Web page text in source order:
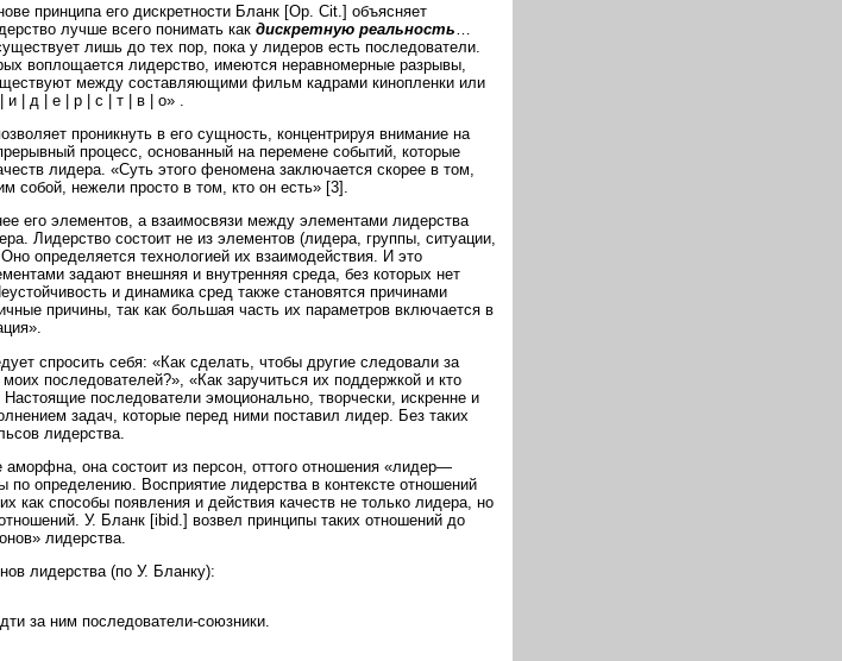
принципа его дискретности Бланк [Ор. Сit.] объясняет
лучше всего понимать как дискретную реальность
лишь до тех пор, пока у лидеров есть последователи.
воплощается лидерство, имеются неравномерные разрывы,
между составляющими фильм кадрами кинопленки или
| д | е | р | с | т | в | о» .
проникнуть в его сущность, концентрируя внимание на
процесс, основанный на перемене событий, которые
лидера. «Суть этого феномена заключается скорее в том,
собой, нежели просто в том, кто он есть» [3].
его элементов, а взаимосвязи между элементами лидерства
Лидерство состоит не из элементов (лидера, группы, ситуации,
определяется технологией их взаимодействия. И это
задают внешняя и внутренняя среда, без которых нет
и динамика сред также становятся причинами
причины, так как большая часть их параметров включается в
спросить себя: «Как сделать, чтобы другие следовали за
последователей?», «Как заручиться их поддержкой и кто
последователи эмоционально, творчески, искренне и
задач, которые перед ними поставил лидер. Без таких
лидерства.
аморфна, она состоит из персон, оттого отношения «лидер—
по определению. Восприятие лидерства в контексте отношений
как способы появления и действия качеств не только лидера, но
У. Бланк [ibid.] возвел принципы таких отношений до
лидерства.
лидерства (по У. Бланку):
за ним последователи-союзники.